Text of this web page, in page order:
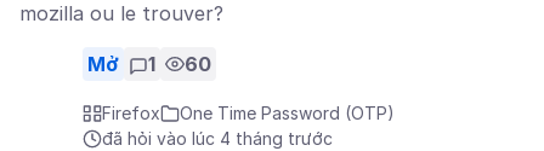
mozilla ou le trouver?
Mở 1 60
Firefox
One Time Password (OTP)
đã hỏi vào lúc 4 tháng trước